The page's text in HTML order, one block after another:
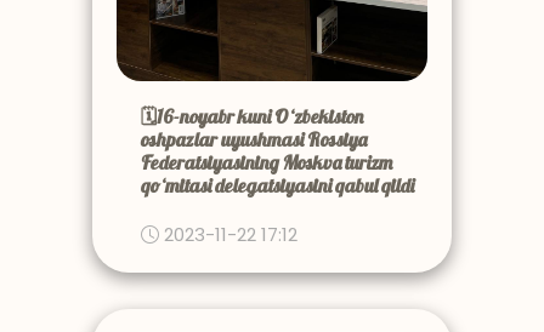
🗓16-noyabr kuni Oʻzbekiston
oshpazlar uyushmasi Rossiya
Federatsiyasining Moskva turizm
qoʻmitasi delegatsiyasini qabul qildi
2023-11-22 17:12